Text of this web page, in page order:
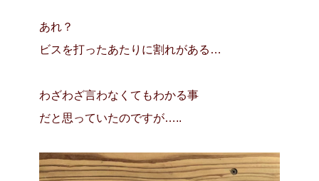
あれ？
ビスを打ったあたりに割れがある…
わざわざ言わなくてもわかる事
だと思っていたのですが…..